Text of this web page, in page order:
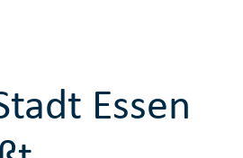
Essen